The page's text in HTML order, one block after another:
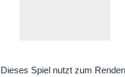
Dieses Spiel nutzt zum